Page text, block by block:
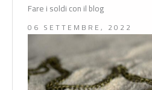
Fare i soldi con il blog
06 SETTEMBRE, 2022